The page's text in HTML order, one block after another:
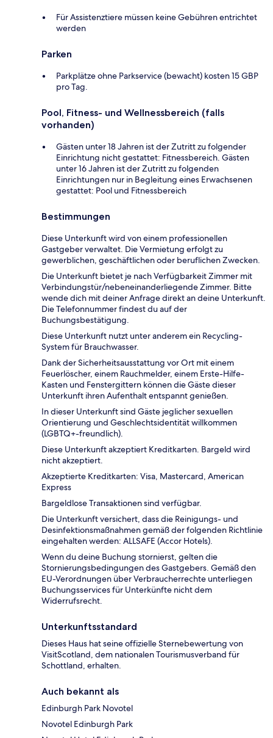
Für Assistenztiere müssen keine Gebühren entrichtet
werden
Parken
Parkplätze ohne Parkservice (bewacht) kosten 15 GBP
pro Tag.
Pool, Fitness- und Wellnessbereich (falls
vorhanden)
Gästen unter 18 Jahren ist der Zutritt zu folgender
Einrichtung nicht gestattet: Fitnessbereich. Gästen
unter 16 Jahren ist der Zutritt zu folgenden
Einrichtungen nur in Begleitung eines Erwachsenen
gestattet: Pool und Fitnessbereich
Bestimmungen
Diese Unterkunft wird von einem professionellen
Gastgeber verwaltet. Die Vermietung erfolgt zu
gewerblichen, geschäftlichen oder beruflichen Zwecken.
Die Unterkunft bietet je nach Verfügbarkeit Zimmer mit
Verbindungstür/nebeneinanderliegende Zimmer. Bitte
wende dich mit deiner Anfrage direkt an deine Unterkunft.
Die Telefonnummer findest du auf der
Buchungsbestätigung.
Diese Unterkunft nutzt unter anderem ein Recycling-
System für Brauchwasser.
Dank der Sicherheitsausstattung vor Ort mit einem
Feuerlöscher, einem Rauchmelder, einem Erste-Hilfe-
Kasten und Fenstergittern können die Gäste dieser
Unterkunft ihren Aufenthalt entspannt genießen.
In dieser Unterkunft sind Gäste jeglicher sexuellen
Orientierung und Geschlechtsidentität willkommen
(LGBTQ+-freundlich).
Diese Unterkunft akzeptiert Kreditkarten. Bargeld wird
nicht akzeptiert.
Akzeptierte Kreditkarten: Visa, Mastercard, American
Express
Bargeldlose Transaktionen sind verfügbar.
Die Unterkunft versichert, dass die Reinigungs- und
Desinfektionsmaßnahmen gemäß der folgenden Richtlinie
eingehalten werden: ALLSAFE (Accor Hotels).
Wenn du deine Buchung stornierst, gelten die
Stornierungsbedingungen des Gastgebers. Gemäß den
EU-Verordnungen über Verbraucherrechte unterliegen
Buchungsservices für Unterkünfte nicht dem
Widerrufsrecht.
Unterkunftsstandard
Dieses Haus hat seine offizielle Sternebewertung von
VisitScotland, dem nationalen Tourismusverband für
Schottland, erhalten.
Auch bekannt als
Edinburgh Park Novotel
Novotel Edinburgh Park